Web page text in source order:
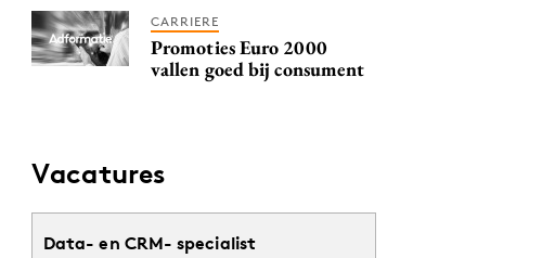
CARRIERE
Promoties Euro 2000
vallen goed bij consument
Vacatures
Data- en CRM- specialist